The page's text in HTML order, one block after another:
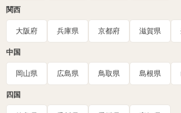
関西
大阪府 兵庫県 京都府 滋賀県
中国
岡山県 広島県 鳥取県 島根県
四国